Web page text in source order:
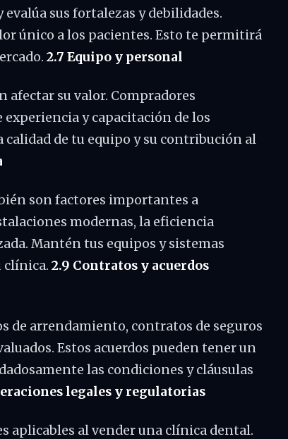
sus fortalezas y debilidades.
único a los pacientes. Esto te permitirá
2.7 Equipo y personal
afectar su valor. Compradores
y capacitación de los
calidad de tu equipo y su contribución al
son factores importantes a
modernas, la eficiencia
Mantén tus equipos y sistemas
clínica. 2.9 Contratos y acuerdos
de arrendamiento, contratos de seguros
Estos acuerdos pueden tener un
las condiciones y cláusulas
legales y regulatorias
aplicables al vender una clínica dental.